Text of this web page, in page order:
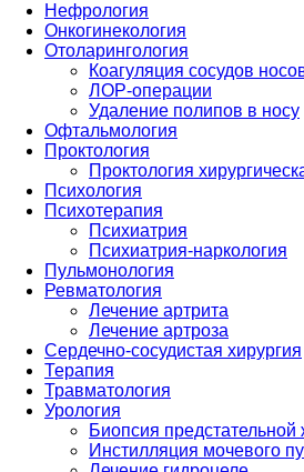
Нефрология
Онкогинекология
Отоларингология
Коагуляция сосудов
ЛОР-операции
Удаление полипов в носу
Офтальмология
Проктология
Проктология
Психология
Психотерапия
Психиатрия
Психиатрия-наркология
Пульмонология
Ревматология
Лечение артрита
Лечение артроза
Сердечно-сосудистая хирургия
Терапия
Травматология
Урология
Биопсия предстательной
Инстилляция мочевого